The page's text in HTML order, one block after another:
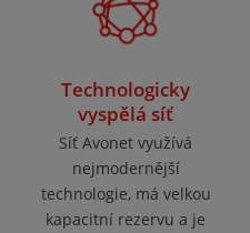
Technologicky
vyspělá síť
Síť Avonet využívá
nejmodernější
technologie, má velkou
kapacitní rezervu a je